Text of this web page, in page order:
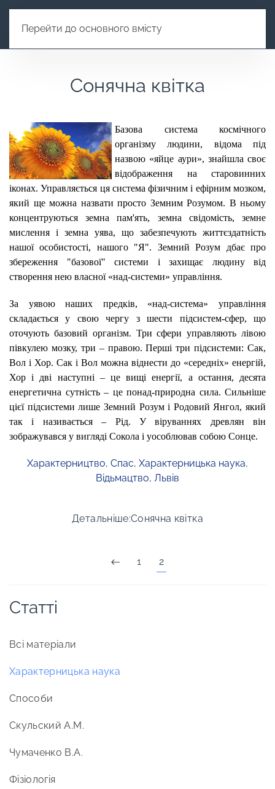
Перейти до основного вмісту
Сонячна квітка
Базова система космічного
організму людини, відома під
назвою «яйце аури», знайшла своє
відображення на старовинних
іконах. Управляється ця система фізичним і ефірним мозком,
який ще можна назвати просто Земним Розумом. В ньому
концентруються земна пам'ять, земна свідомість, земне
мислення і земна уява, що забезпечують життєздатність
нашої особистості, нашого "Я". Земний Розум дбає про
збереження "базової" системи і захищає людину від
створення нею власної «над-системи» управління.
За уявою наших предків, «над-система» управління
складається у свою чергу з шести підсистем-сфер, що
оточують базовий організм. Три сфери управляють лівою
півкулею мозку, три – правою. Перші три підсистеми: Сак,
Вол і Хор. Сак і Вол можна віднести до «середніх» енергій,
Хор і дві наступні – це вищі енергії, а остання, десята
енергетична сутність – це понад-природна сила. Сильніше
цієї підсистеми лише Земний Розум і Родовий Янгол, який
так і називається – Рід. У віруваннях древлян він
зображувався у вигляді Сокола і уособлював собою Сонце.
Характерництво, Спас, Характерницька наука,
Відьмацтво, Львів
Детальніше:Сонячна квітка
1 2
Статті
Всі матеріали
Характерницька наука
Способи
Скульский А.М.
Чумаченко В.А.
Фізіологія